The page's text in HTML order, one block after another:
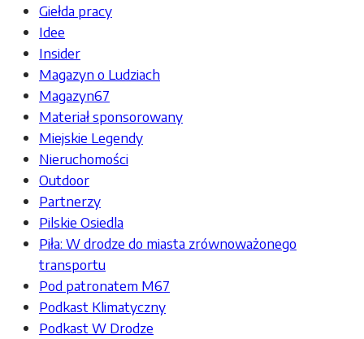
Giełda pracy
Idee
Insider
Magazyn o Ludziach
Magazyn67
Materiał sponsorowany
Miejskie Legendy
Nieruchomości
Outdoor
Partnerzy
Pilskie Osiedla
Piła: W drodze do miasta zrównoważonego
transportu
Pod patronatem M67
Podkast Klimatyczny
Podkast W Drodze